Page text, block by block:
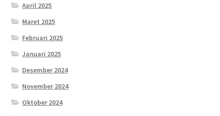
April 2025
Maret 2025
Februari 2025
Januari 2025
Desember 2024
November 2024
Oktober 2024